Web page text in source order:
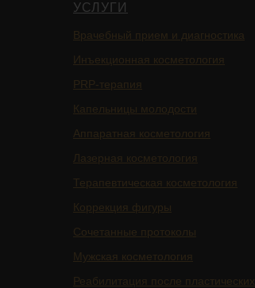
УСЛУГИ
Врачебный прием и диагностика
Инъекционная косметология
PRP-терапия
Капельницы молодости
Аппаратная косметология
Лазерная косметология
Терапевтическая косметология
Коррекция фигуры
Сочетанные протоколы
Мужская косметология
Реабилитация после пластических